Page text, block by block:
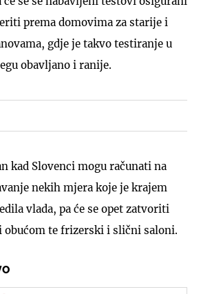
prema domovima za starije i
gdje je takvo testiranje u
obavljano i ranije.
kad Slovenci mogu računati na
nekih mjera koje je krajem
vlada, pa će se opet zatvoriti
obućom te frizerski i slični saloni.